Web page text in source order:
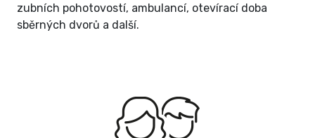
zubních pohotovostí, ambulancí, otevírací doba
sběrných dvorů a další.